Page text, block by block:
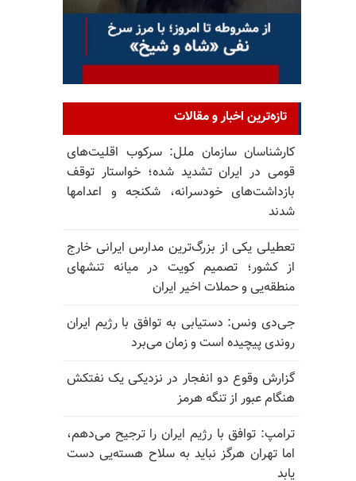
تازه‌ترین اخبار و مقالات
کارشناسان سازمان ملل: سرکوب اقلیت‌های
قومی در ایران تشدید شده؛ خواستار توقف
بازداشت‌های خودسرانه، شکنجه و اعدامها
شدند
تعطیلی یکی از بزرگ‌ترین مدارس ایرانی خارج
از کشور؛ تصمیم کویت در میانه تنشهای
منطقه‌یی و حملات اخیر ایران
جی‌دی ونس: دستیابی به توافق با رژیم ایران
روندی پیچیده است و زمان می‌برد
گزارش وقوع دو انفجار در نزدیکی یک نفتکش
هنگام عبور از تنگه هرمز
ترامپ: توافق با رژیم ایران را ترجیح می‌دهم،
اما تهران هرگز نباید به سلاح هسته‌یی دست
یابد